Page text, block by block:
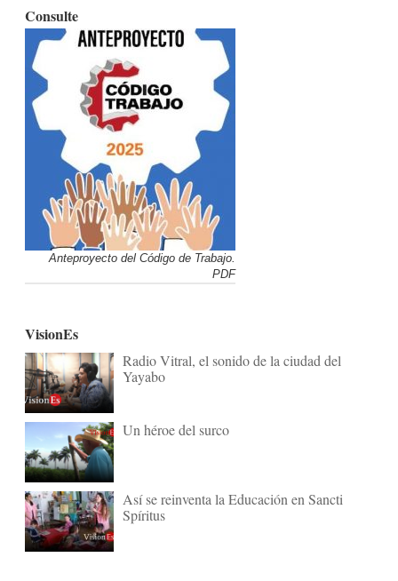
Consulte
Anteproyecto del Código de Trabajo.
PDF
VisionEs
Radio Vitral, el sonido de la ciudad del
Yayabo
Un héroe del surco
Así se reinventa la Educación en Sancti
Spíritus